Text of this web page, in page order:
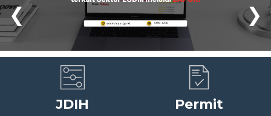
‹ ›
JDIH Permit